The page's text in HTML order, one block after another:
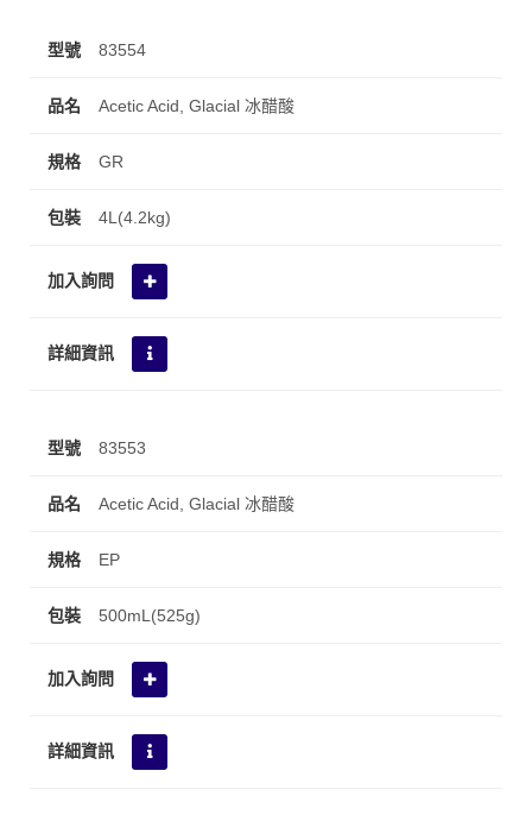
83554
Acetic Acid, Glacial 冰醋酸
GR
4L(4.2kg)
83553
Acetic Acid, Glacial 冰醋酸
EP
500mL(525g)